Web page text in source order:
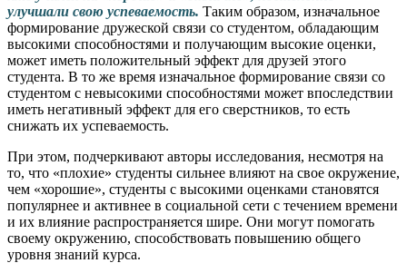
улучшали свою успеваемость. Таким образом, изначальное
формирование дружеской связи со студентом, обладающим
высокими способностями и получающим высокие оценки,
может иметь положительный эффект для друзей этого
студента. В то же время изначальное формирование связи со
студентом с невысокими способностями может впоследствии
иметь негативный эффект для его сверстников, то есть
снижать их успеваемость.
При этом, подчеркивают авторы исследования, несмотря на
то, что «плохие» студенты сильнее влияют на свое окружение,
чем «хорошие», студенты с высокими оценками становятся
популярнее и активнее в социальной сети с течением времени
и их влияние распространяется шире. Они могут помогать
своему окружению, способствовать повышению общего
уровня знаний курса.